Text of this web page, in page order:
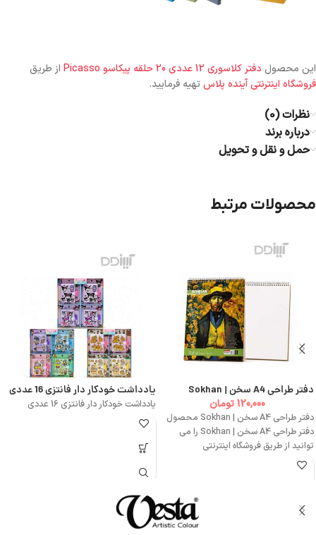
این محصول دفتر کلاسوری 12 عددی 20 حلقه پیکاسو Picasso
از طریق
فروشگاه اینترنتی آینده پلاستهیه فرمایید.
نظرات (0)
درباره برند
حمل و نقل و تحویل
محصولات مرتبط
دفتر طراحی A4 سخن | Sokhan
120,000 تومان
دفتر طراحی A4 سخن | Sokhan محصول
دفتر طراحی A4 سخن | Sokhan را می
توانید از طریق فروشگاه اینترنتی
یادداشت خودکار دار فانتزی 16 عددی
یادداشت خودکار دار فانتزی 16 عددی